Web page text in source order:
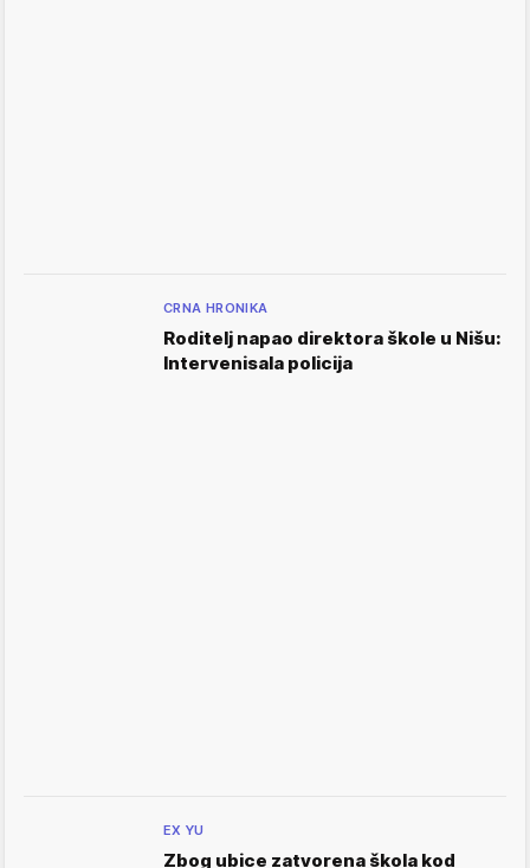
CRNA HRONIKA
Roditelj napao direktora škole u Nišu:
Intervenisala policija
EX YU
Zbog ubice zatvorena škola kod